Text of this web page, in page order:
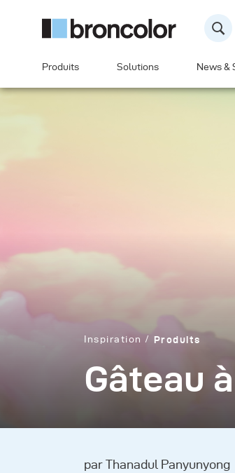
Produits Solutions News &
Inspiration Produits
Gâteau
par Thanadul Panyunyong